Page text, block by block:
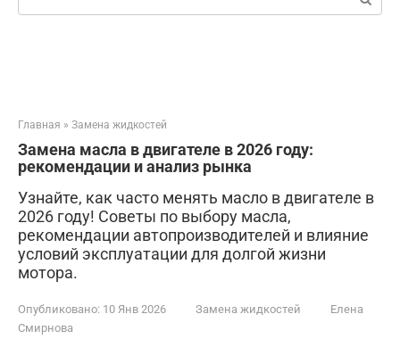
Главная » Замена жидкостей
Замена масла в двигателе в 2026 году:
рекомендации и анализ рынка
Узнайте, как часто менять масло в двигателе в
2026 году! Советы по выбору масла,
рекомендации автопроизводителей и влияние
условий эксплуатации для долгой жизни
мотора.
Опубликовано: 10 Янв 2026 Замена жидкостей
Елена
Смирнова